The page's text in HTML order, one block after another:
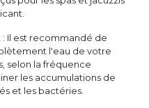
Il est recommandé de
l'eau de votre
selon la fréquence
les accumulations de
et les bactéries.